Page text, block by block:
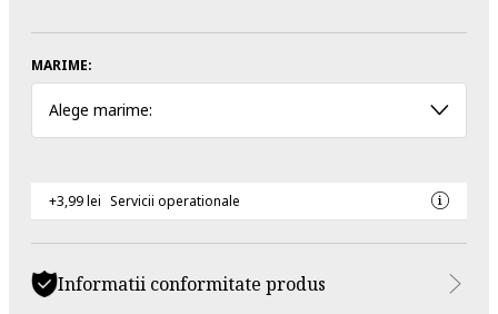
MARIME:
Alege marime:
+3,99 lei Servicii operationale
Informatii conformitate produs